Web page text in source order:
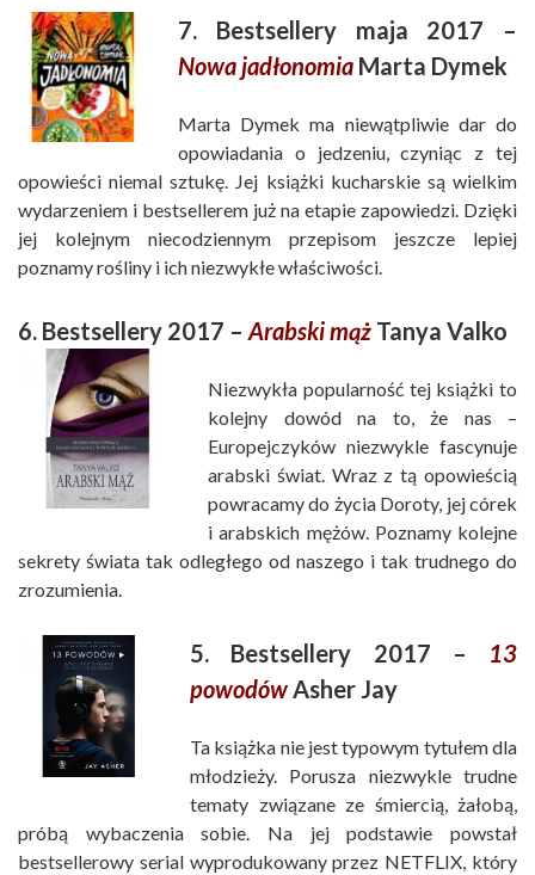
7. Bestsellery maja 2017 –
Nowa jadłonomia Marta Dymek
Marta Dymek ma niewątpliwie dar do
opowiadania o jedzeniu, czyniąc z tej
opowieści niemal sztukę. Jej książki kucharskie są wielkim
wydarzeniem i bestsellerem już na etapie zapowiedzi. Dzięki
jej kolejnym niecodziennym przepisom jeszcze lepiej
poznamy rośliny i ich niezwykłe właściwości.
6. Bestsellery 2017 – Arabski mąż Tanya Valko
Niezwykła popularność tej książki to
kolejny dowód na to, że nas –
Europejczyków niezwykle fascynuje
arabski świat. Wraz z tą opowieścią
powracamy do życia Doroty, jej córek
i arabskich mężów. Poznamy kolejne
sekrety świata tak odległego od naszego i tak trudnego do
zrozumienia.
5. Bestsellery 2017 – 13
powodówAsher Jay
Ta książka nie jest typowym tytułem dla
młodzieży. Porusza niezwykle trudne
tematy związane ze śmiercią, żałobą,
próbą wybaczenia sobie. Na jej podstawie powstał
bestsellerowy serial wyprodukowany przez NETFLIX, który